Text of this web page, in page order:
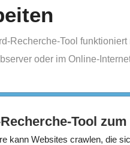
Recherche-Tool
oder im Online-
Tool
kann Websites crawlen, die